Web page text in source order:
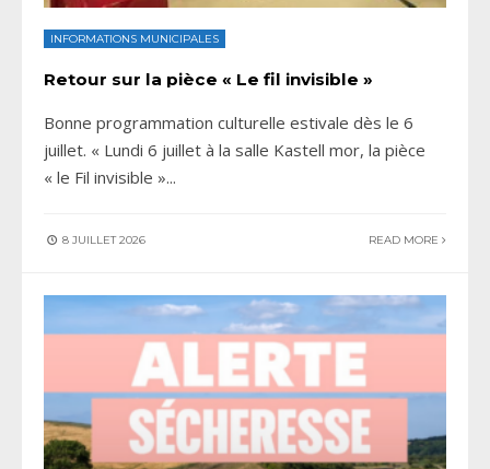
INFORMATIONS MUNICIPALES
Retour sur la pièce « Le fil invisible »
Bonne programmation culturelle estivale dès le 6
juillet. « Lundi 6 juillet à la salle Kastell mor, la pièce
« le Fil invisible »...
8 JUILLET 2026 READ MORE